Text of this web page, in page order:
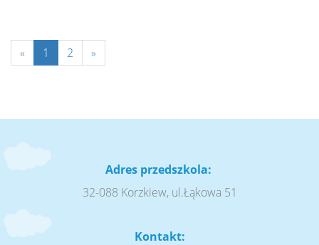
« 1 2 »
Adres przedszkola:
32-088 Korzkiew, ul.Łąkowa 51
Kontakt: